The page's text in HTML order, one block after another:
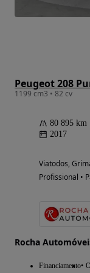
Peugeot 208
1199 cm3 • 82 cv
80 895 km
2017
Viatodos,
Profissional •
Rocha
Financiamento